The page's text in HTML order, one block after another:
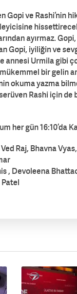
ve Rashi’nin
ayırmaz.
Gopi, iyiliğin ve
annesi Urmila gibi
bir gelin
okuma yazma
Rashi için
her gün 16:10’da
Raj, Bhavna
, Devoleena